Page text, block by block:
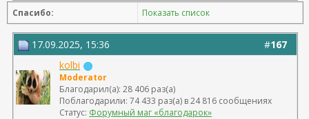
Нос визуально очень радует всегда. Уверенности в себе
прибавилось значительно. Заново полюбила
фотографироваться и мейк. Вообще ощущаю происходящее как
свой глоуап и прайм.
В этом месяце ещё поставила брекеты. Мне 32 года, я ставлю
металлические брекеты почти как у Кати Пушкаревой, и
чувствую себя абсолютно счастливой)) Ибо зубы и прикус всегда
были болью номер два. Брекеты в дальнейшем приведут меня к
члх, но это уже история для другого раздела, как говорится)
Спасибо: Показать список
#167
17.09.2025, 15:36
kolbi
Moderator
Благодарил(а): 28 406 раз(а)
Поблагодарили: 74 433 раз(а) в 24 816 сообщениях
Статус: Форумный маг «благодарок»